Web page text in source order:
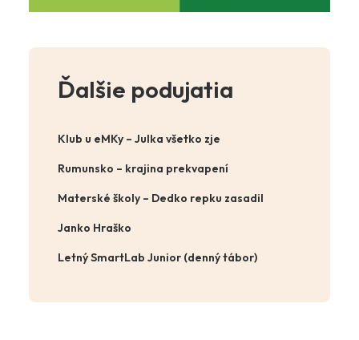
Ďalšie podujatia
Klub u eMKy – Julka všetko zje
Rumunsko – krajina prekvapení
Materské školy – Dedko repku zasadil
Janko Hraško
Letný SmartLab Junior (denný tábor)